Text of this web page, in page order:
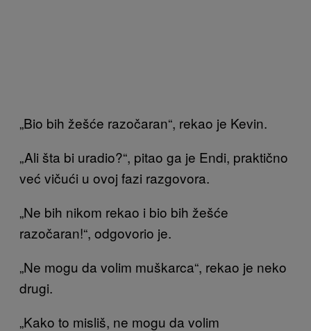
„Bio bih žešće razočaran“, rekao je Kevin.
„Ali šta bi uradio?“, pitao ga je Endi, praktično
već vičući u ovoj fazi razgovora.
„Ne bih nikom rekao i bio bih žešće
razočaran!“, odgovorio je.
„Ne mogu da volim muškarca“, rekao je neko
drugi.
„Kako to misliš, ne mogu da volim